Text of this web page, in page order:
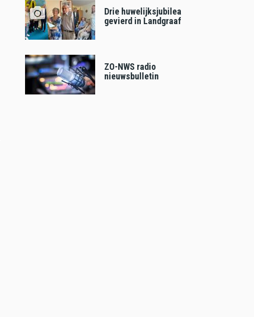
Drie huwelijksjubilea
gevierd in Landgraaf
ZO-NWS radio
nieuwsbulletin